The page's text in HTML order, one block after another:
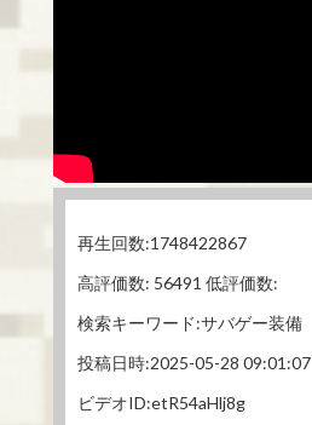
再生回数:1748422867
高評価数: 56491 低評価数:
検索キーワード:サバゲー装備
投稿日時:2025-05-28 09:01:07
ビデオID:etR54aHlj8g